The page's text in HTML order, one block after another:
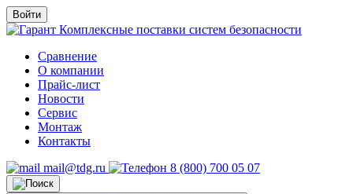
Войти
Комплексные поставки систем безопасности
Сравнение
О компании
Прайс-лист
Новости
Сервис
Монтаж
Контакты
mail@tdg.ru
8 (800) 700 05 07